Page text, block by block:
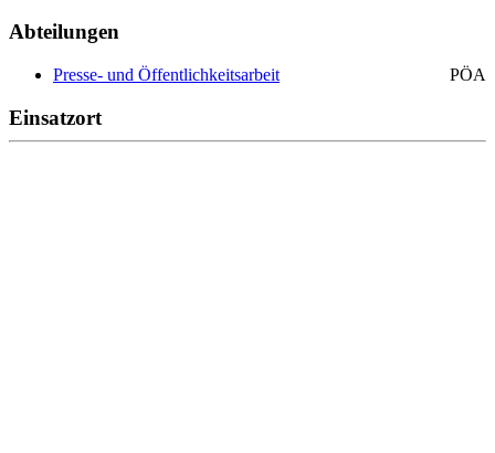
Abteilungen
Presse- und Öffentlichkeitsarbeit PÖA
Einsatzort